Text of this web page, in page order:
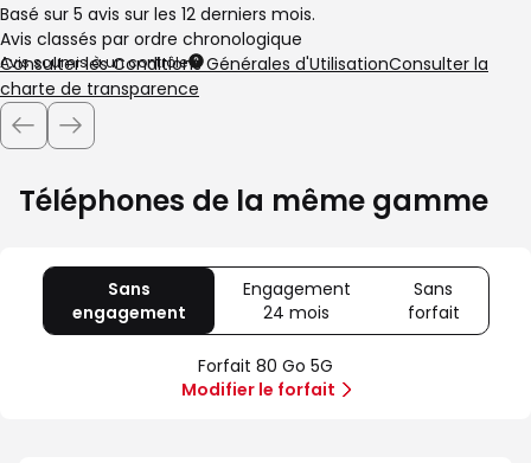
de
de
Basé sur 5 avis sur les 12 derniers mois.
Avis classés par ordre chronologique
Avis soumis à un contrôle
Consulter les Conditions Générales d'UtilisationConsulter la
charte de transparence
Téléphones de la même gamme
Sans
engagement
80
Go
5G
Engagement
24 mois
Offre
spéciale
Illimité
Sans
forfait
Sans
Forfait 80 Go 5G
Modifier le forfait